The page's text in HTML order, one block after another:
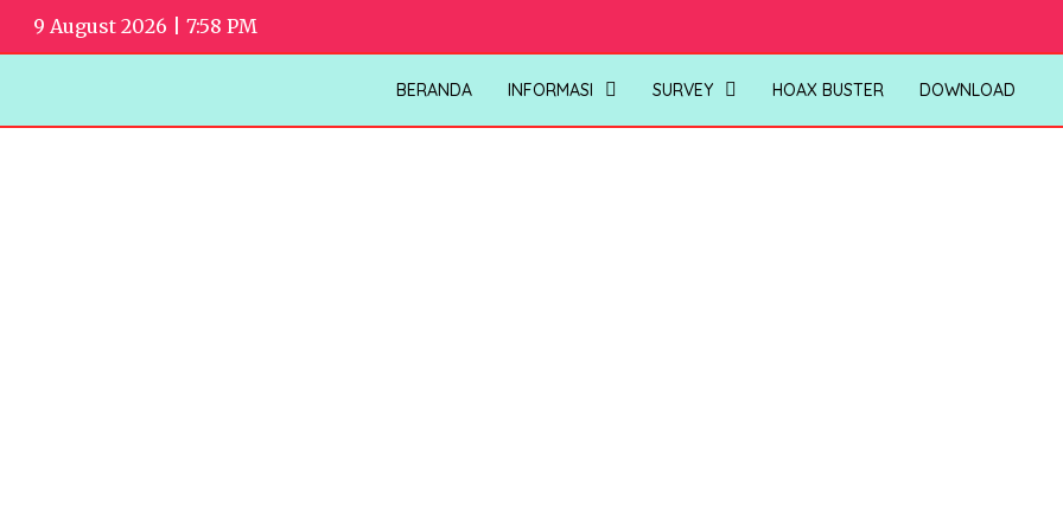
9 August 2026 | 7:58 PM
BERANDA INFORMASI SURVEY HOAX BUSTER DOWNLOAD